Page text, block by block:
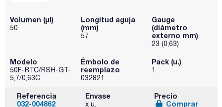
Volumen (µl)
50
Longitud aguja
(mm)
57
Gauge
(diámetro
externo mm)
23 (0,63)
Modelo
50F-RTC/RSH-GT-
5,7/0,63C
Émbolo de
reemplazo
032821
Pack (u.)
1
Referencia
032-004862
Envase
x u.
Precio
Comprar